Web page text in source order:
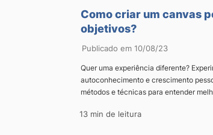
Como criar um canvas
objetivos?
Publicado em 10/08/23
Quer uma experiência diferente?
autoconhecimento e crescimento
métodos e técnicas para entender
13 min de leitura